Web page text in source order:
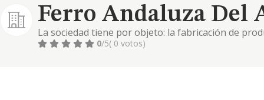
Ferro Andaluza Del
La sociedad tiene por objeto: la fabricación de
metálica, elaboración y transformación de
0/5( 0 votos)